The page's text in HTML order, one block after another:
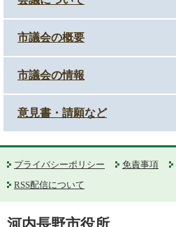
市議会の概要
市議会の情報
意見書・請願など
プライバシーポリシー 免責事項
RSS配信について